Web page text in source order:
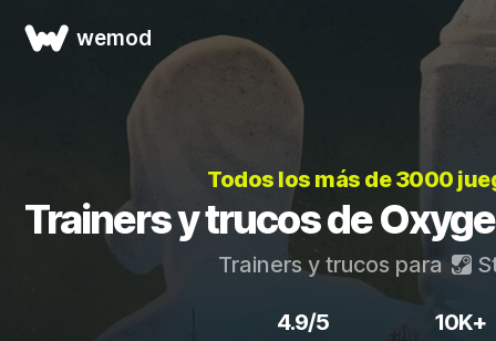
wemod
Todos los más de 3000
Trainers y trucos de
Trainers y trucos para
4.9/5 10K+